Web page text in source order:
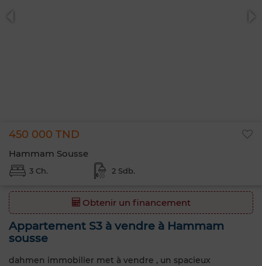
450 000 TND
Hammam Sousse
3 Ch. 2 Sdb.
Obtenir un financement
Appartement S3 à vendre à Hammam
sousse
dahmen immobilier met à vendre , un spacieux